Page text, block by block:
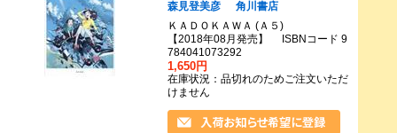
森見登美彦
角川書店
ＫＡＤＯＫＡＷＡ (Ａ５)
【2018年08月発売】 ISBNコード 9
784041073292
1,650円
在庫状況：品切れのためご注文いただ
けません